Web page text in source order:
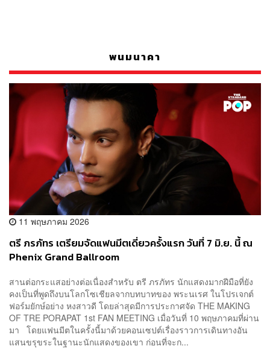
พนมนาคา
11 พฤษภาคม 2026
ตรี ภรภัทร เตรียมจัดแฟนมีตเดี่ยวครั้งแรก วันที่ 7 มิ.ย. นี้ ณ
Phenix Grand Ballroom
สานต่อกระแสอย่างต่อเนื่องสำหรับ ตรี ภรภัทร นักแสดงมากฝีมือที่ยัง
คงเป็นที่พูดถึงบนโลกโซเชียลจากบทบาทของ พระนเรศ ในโปรเจกต์
ฟอร์มยักษ์อย่าง หงสาวดี โดยล่าสุดมีการประกาศจัด THE MAKING
OF TRE PORAPAT 1st FAN MEETING เมื่อวันที่ 10 พฤษภาคมที่ผ่าน
มา โดยแฟนมีตในครั้งนี้มาด้วยคอนเซปต์เรื่องราวการเดินทางอัน
แสนขรุขระในฐานะนักแสดงของเขา ก่อนที่จะก...